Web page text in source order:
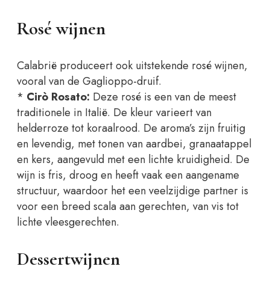
Rosé wijnen
Calabrië produceert ook uitstekende rosé wijnen,
vooral van de Gaglioppo-druif.
* Cirò Rosato: Deze rosé is een van de meest
traditionele in Italië. De kleur varieert van
helderroze tot koraalrood. De aroma’s zijn fruitig
en levendig, met tonen van aardbei, granaatappel
en kers, aangevuld met een lichte kruidigheid. De
wijn is fris, droog en heeft vaak een aangename
structuur, waardoor het een veelzijdige partner is
voor een breed scala aan gerechten, van vis tot
lichte vleesgerechten.
Dessertwijnen